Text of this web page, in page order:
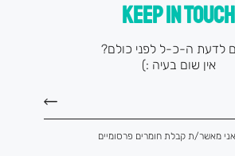
KEEP IN TOUCH
לדעת ה-כ-ל לפני כולם?
אין שום בעיה :)
אני מאשר/ת קבלת חומרים פרסומיים